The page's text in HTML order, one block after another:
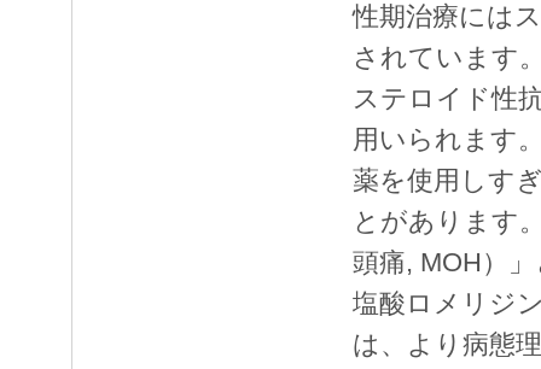
性期治療には
されています
ステロイド性
用いられます
薬を使用しす
とがあります
頭痛, MOH）
塩酸ロメリジ
は、より病態